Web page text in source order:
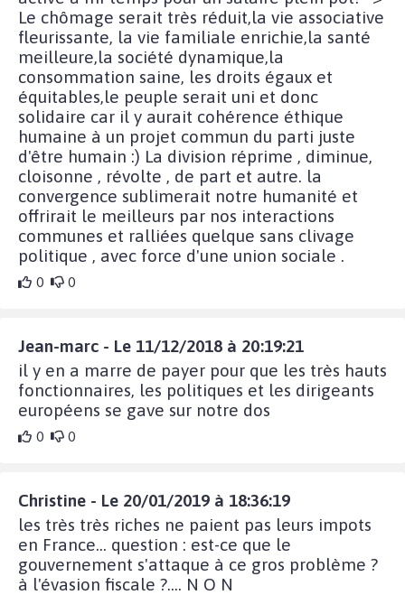
Le chômage serait très réduit,la vie associative
fleurissante, la vie familiale enrichie,la santé
meilleure,la société dynamique,la
consommation saine, les droits égaux et
équitables,le peuple serait uni et donc
solidaire car il y aurait cohérence éthique
humaine à un projet commun du parti juste
d'être humain :) La division réprime , diminue,
cloisonne , révolte , de part et autre. la
convergence sublimerait notre humanité et
offrirait le meilleurs par nos interactions
communes et ralliées quelque sans clivage
politique , avec force d'une union sociale .
0 0
Jean-marc - Le 11/12/2018 à 20:19:21
il y en a marre de payer pour que les très hauts
fonctionnaires, les politiques et les dirigeants
européens se gave sur notre dos
0 0
Christine - Le 20/01/2019 à 18:36:19
les très très riches ne paient pas leurs impots
en France... question : est-ce que le
gouvernement s'attaque à ce gros problème ?
à l'évasion fiscale ?.... N O N